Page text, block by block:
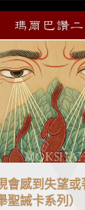
會感到失望
聖誡卡系列）